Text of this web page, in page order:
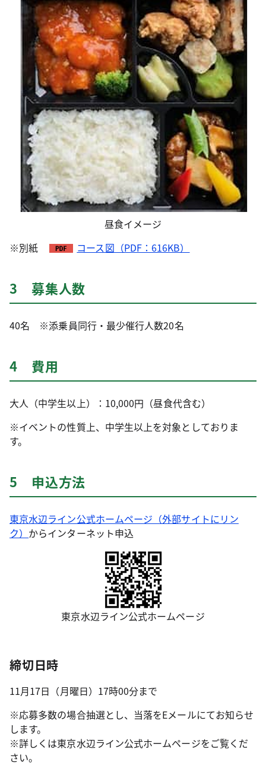
昼食イメージ
※別紙
コース図（PDF：616KB）
3 募集人数
40名 ※添乗員同行・最少催行人数20名
4 費用
大人（中学生以上）：10,000円（昼食代含む）
※イベントの性質上、中学生以上を対象としておりま
す。
5 申込方法
東京水辺ライン公式ホームページ（外部サイトにリン
ク） からインターネット申込
東京水辺ライン公式ホームページ
締切日時
11月17日（月曜日）17時00分まで
※応募多数の場合抽選とし、当落をEメールにてお知らせ
します。
※詳しくは東京水辺ライン公式ホームページをご覧くだ
さい。